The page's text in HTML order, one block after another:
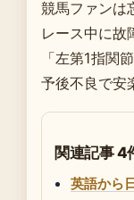
競馬ファンは
レース中に故
「左第1指関
予後不良で安
関連記事 4
英語から